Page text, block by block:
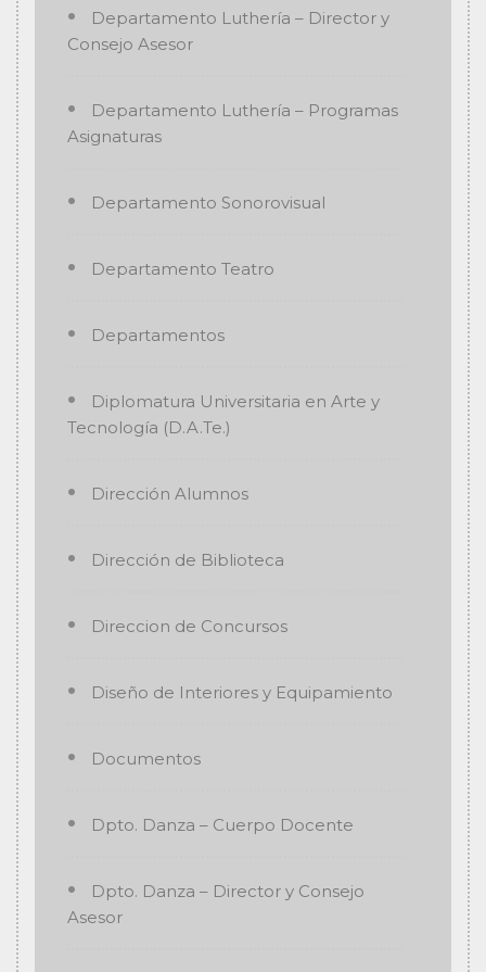
Departamento Luthería – Director y
Consejo Asesor
Departamento Luthería – Programas
Asignaturas
Departamento Sonorovisual
Departamento Teatro
Departamentos
Diplomatura Universitaria en Arte y
Tecnología (D.A.Te.)
Dirección Alumnos
Dirección de Biblioteca
Direccion de Concursos
Diseño de Interiores y Equipamiento
Documentos
Dpto. Danza – Cuerpo Docente
Dpto. Danza – Director y Consejo
Asesor